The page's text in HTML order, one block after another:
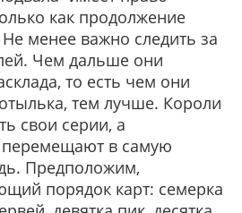
как продолжение
менее важно следить за
Чем дальше они
то есть чем они
тем лучше. Короли
свои серии, а
перемещают в самую
Предположим,
порядок карт: семерка